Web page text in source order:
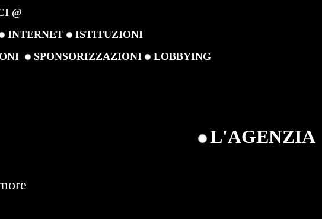
@
INTERNET
ISTITUZIONI
SPONSORIZZAZIONI LOBBYING
L'AGENZIA